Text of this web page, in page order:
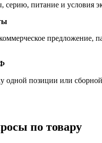
серию, питание и условия
предложение,
одной позиции или
по товару